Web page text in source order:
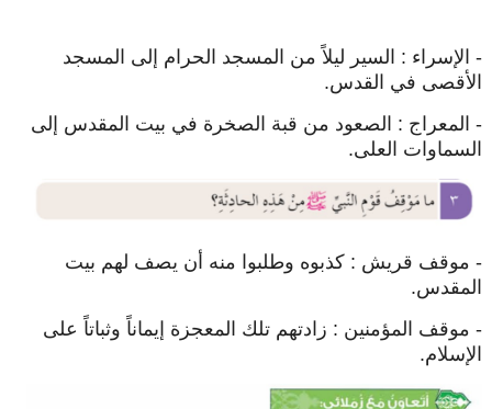
- الإسراء : السير ليلاً من المسجد الحرام إلى المسجد
الأقصى في القدس.
- المعراج : الصعود من قبة الصخرة في بيت المقدس إلى
السماوات العلى.
- موقف قريش : كذبوه وطلبوا منه أن يصف لهم بيت
المقدس.
- موقف المؤمنين : زادتهم تلك المعجزة إيماناً وثباتاً على
الإسلام.